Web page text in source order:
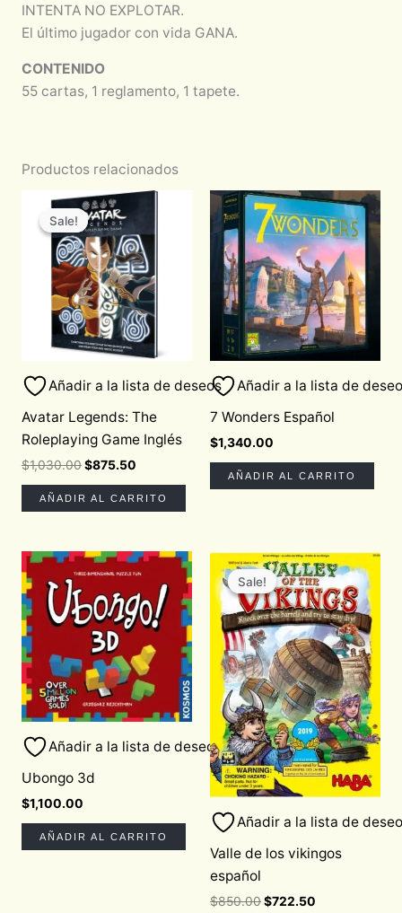
INTENTA NO EXPLOTAR.
El último jugador con vida GANA.
CONTENIDO
55 cartas, 1 reglamento, 1 tapete.
Productos relacionados
Sale!
Sale!
Añadir a la lista de deseos
Avatar Legends: The
Roleplaying Game Inglés
$1,030.00
Original
price
was:
$1,030.00.
$875.50
Current
$875.50.
AÑADIR AL CARRITO
Añadir a la lista de
7 Wonders Español
$1,340.00
AÑADIR AL CARRITO
Añadir a la lista de deseos
Ubongo 3d
$1,100.00
AÑADIR AL CARRITO
Sale!
Sale!
Añadir a la lista de
Valle de los vikingos
español
$850.00
Original
price
was:
$850.00.
$722.50
Current
price
is:
$722.50.